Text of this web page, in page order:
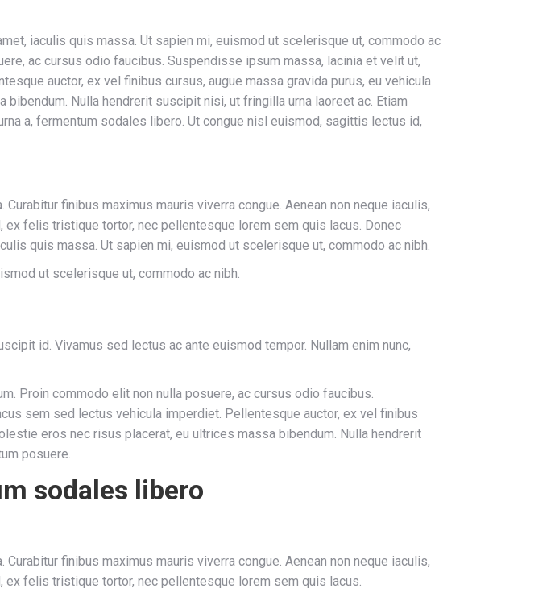
iaculis quis massa. Ut sapien mi, euismod ut scelerisque ut, commodo ac
ac cursus odio faucibus. Suspendisse ipsum massa, lacinia et velit ut,
auctor, ex vel finibus cursus, augue massa gravida purus, eu vehicula
Nulla hendrerit suscipit nisi, ut fringilla urna laoreet ac. Etiam
a, fermentum sodales libero. Ut congue nisl euismod, sagittis lectus id,
finibus maximus mauris viverra congue. Aenean non neque iaculis,
felis tristique tortor, nec pellentesque lorem sem quis lacus. Donec
quis massa. Ut sapien mi, euismod ut scelerisque ut, commodo ac nibh.
ut scelerisque ut, commodo ac nibh.
id. Vivamus sed lectus ac ante euismod tempor. Nullam enim nunc,
Proin commodo elit non nulla posuere, ac cursus odio faucibus.
sem sed lectus vehicula imperdiet. Pellentesque auctor, ex vel finibus
eros nec risus placerat, eu ultrices massa bibendum. Nulla hendrerit
posuere.
sodales libero
finibus maximus mauris viverra congue. Aenean non neque iaculis,
felis tristique tortor, nec pellentesque lorem sem quis lacus.